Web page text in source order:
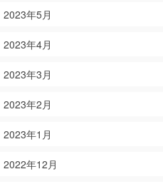
2023年5月
2023年4月
2023年3月
2023年2月
2023年1月
2022年12月